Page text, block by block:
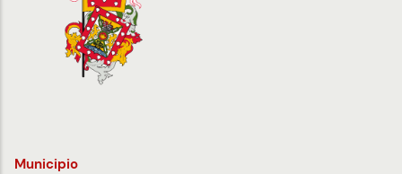
Municipio